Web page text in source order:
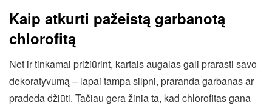
Kaip atkurti pažeistą garbanotą
chlorofitą
Net ir tinkamai prižiūrint, kartais augalas gali prarasti savo
dekoratyvumą – lapai tampa silpni, praranda garbanas ar
pradeda džiūti. Tačiau gera žinia ta, kad chlorofitas gana